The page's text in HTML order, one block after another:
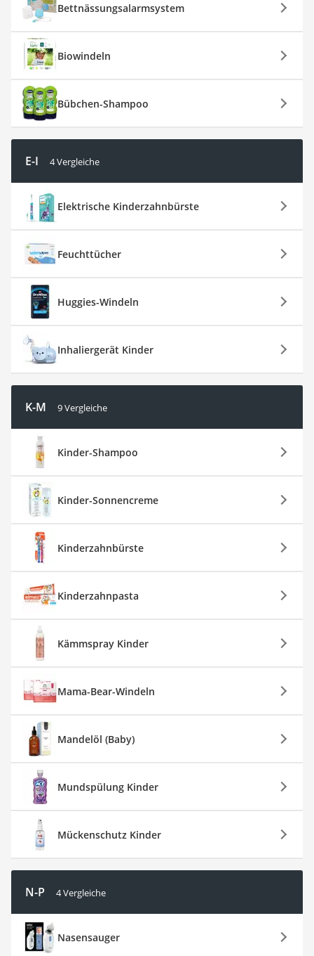
Bettnässungsalarmsystem
Biowindeln
Bübchen-Shampoo
E-I 4 Vergleiche
Elektrische Kinderzahnbürste
Feuchttücher
Huggies-Windeln
Inhaliergerät Kinder
K-M 9 Vergleiche
Kinder-Shampoo
Kinder-Sonnencreme
Kinderzahnbürste
Kinderzahnpasta
Kämmspray Kinder
Mama-Bear-Windeln
Mandelöl (Baby)
Mundspülung Kinder
Mückenschutz Kinder
N-P 4 Vergleiche
Nasensauger